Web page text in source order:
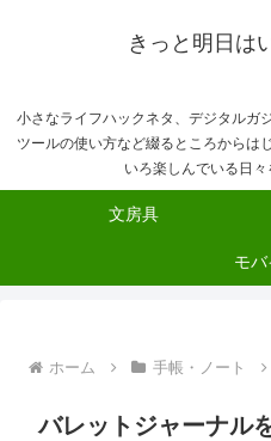
きっと明日は
小さなライフハックネタ、デジタルガ
ツールの使い方など綴るところからは
いろ楽しんでいる日々
文房具
モ
ホーム 手帳・ノート
バレットジャーナル